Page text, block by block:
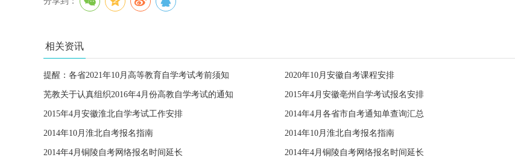
相关资讯
提醒：各省2021年10月高等教育自学考试考前须知 2020年10月安徽自考课程安排
芜教关于认真组织2016年4月份高教自学考试的通知 2015年4月安徽亳州自学考试报名安排
2015年4月安徽淮北自学考试工作安排 2014年4月各省市自考通知单查询汇总
2014年10月淮北自考报名指南 2014年10月淮北自考报名指南
2014年4月铜陵自考网络报名时间延长 2014年4月铜陵自考网络报名时间延长